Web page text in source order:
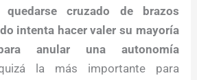
cruzado de brazos
intenta hacer valer su mayoría
anular una autonomía
la más importante para